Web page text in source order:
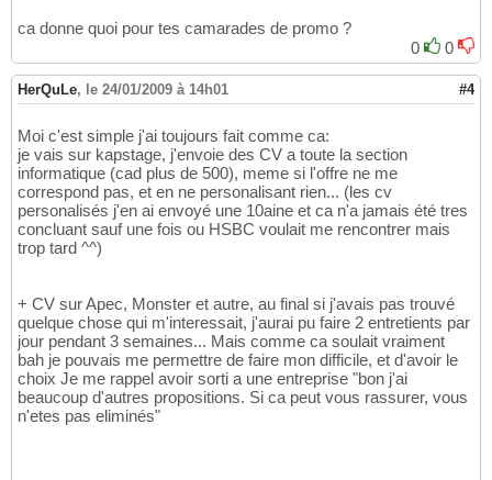
ca donne quoi pour tes camarades de promo ?
0
0
HerQuLe, le 24/01/2009 à 14h01 #4
Moi c'est simple j'ai toujours fait comme ca:
je vais sur kapstage, j'envoie des CV a toute la section
informatique (cad plus de 500), meme si l'offre ne me
correspond pas, et en ne personalisant rien... (les cv
personalisés j'en ai envoyé une 10aine et ca n'a jamais été tres
concluant sauf une fois ou HSBC voulait me rencontrer mais
trop tard ^^)
+ CV sur Apec, Monster et autre, au final si j'avais pas trouvé
quelque chose qui m'interessait, j'aurai pu faire 2 entretients par
jour pendant 3 semaines... Mais comme ca soulait vraiment
bah je pouvais me permettre de faire mon difficile, et d'avoir le
choix Je me rappel avoir sorti a une entreprise "bon j'ai
beaucoup d'autres propositions. Si ca peut vous rassurer, vous
n'etes pas eliminés"